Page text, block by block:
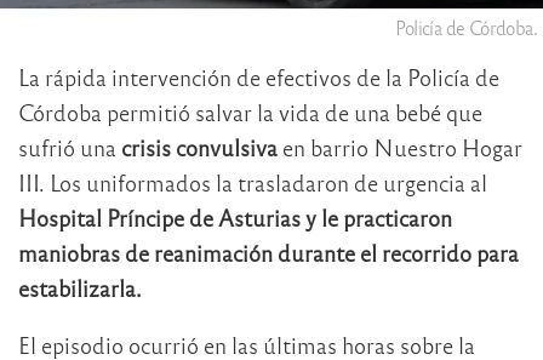
Policía de Córdoba.
La rápida intervención de efectivos de la Policía de
Córdoba permitió salvar la vida de una bebé que
sufrió una crisis convulsiva en barrio Nuestro Hogar
III. Los uniformados la trasladaron de urgencia al
Hospital Príncipe de Asturias y le practicaron
maniobras de reanimación durante el recorrido para
estabilizarla.
El episodio ocurrió en las últimas horas sobre la